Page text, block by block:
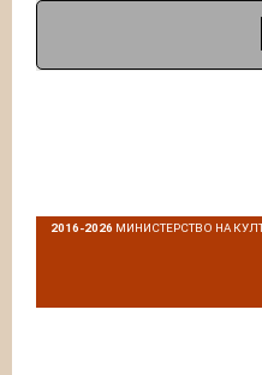
2016-2026 МИНИСТЕРСТВО НА